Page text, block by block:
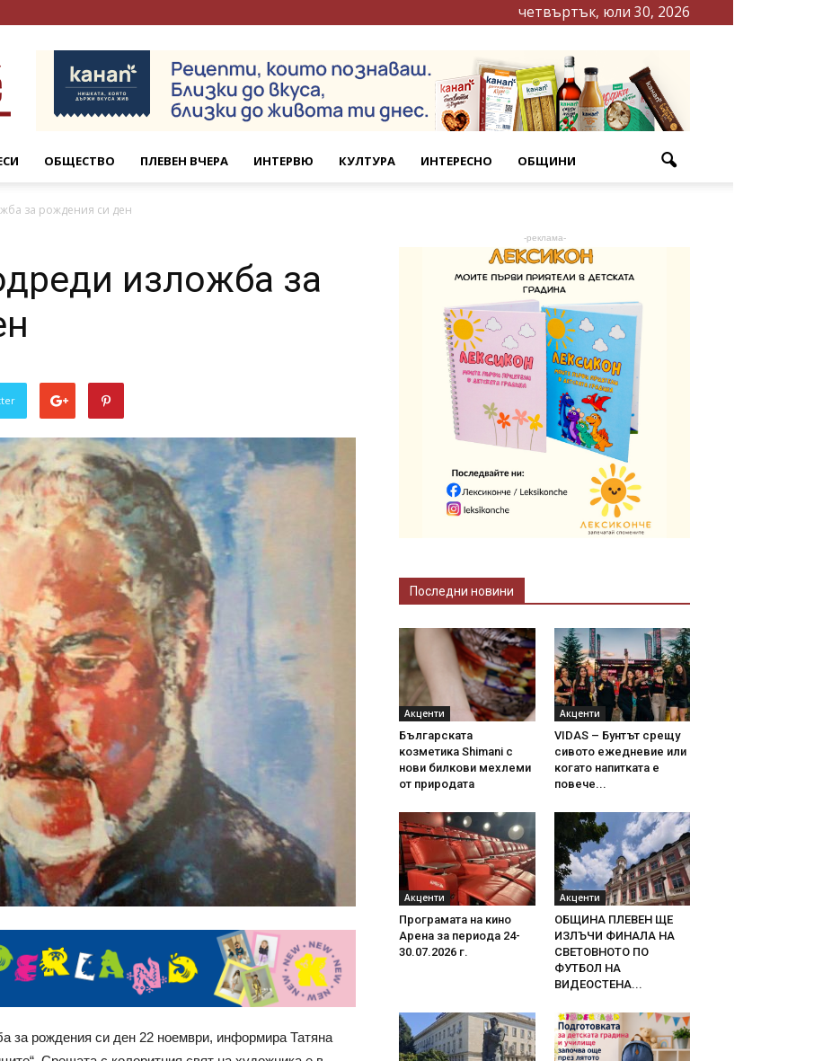
четвъртък, юли 30, 2026
ОБЩЕСТВО ПЛЕВЕН ВЧЕРА ИНТЕРВЮ КУЛТУРА ИНТЕРЕСНО ОБЩИНИ
за рождения си ден
изложба за
за рождения си ден 22 ноември, информира Татяна
-реклама-
Последни новини
Акценти
Българската
козметика Shimani с
нови билкови мехлеми
от природата
Акценти
VIDAS – Бунтът срещу
сивото ежедневие или
когато напитката е
повече...
Акценти
Програмата на кино
Арена за периода 24-
30.07.2026 г.
Акценти
ОБЩИНА ПЛЕВЕН ЩЕ
ИЗЛЪЧИ ФИНАЛА НА
СВЕТОВНОТО ПО
ФУТБОЛ НА
ВИДЕОСТЕНА...